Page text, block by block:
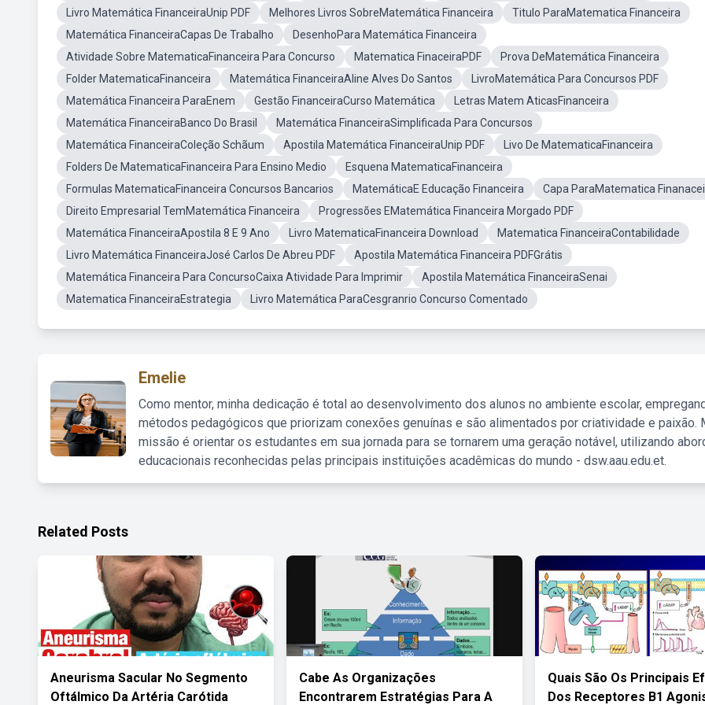
Livro Matemática FinanceiraUnip PDF Melhores Livros SobreMatemática Financeira
Titulo ParaMatematica Financeira
Matemática FinanceiraCapas De Trabalho
DesenhoPara Matemática Financeira
Atividade Sobre MatematicaFinanceira Para Concurso
Matematica FinaceiraPDF
Prova DeMatemática Financeira
Folder MatematicaFinanceira
Matemática FinanceiraAline Alves Do Santos
LivroMatemática Para Concursos PDF
Matemática Financeira ParaEnem
Gestão FinanceiraCurso Matemática
Letras Matem AticasFinanceira
Matemática FinanceiraBanco Do Brasil
Matemática FinanceiraSimplificada Para Concursos
Matemática FinanceiraColeção Schãum
Apostila Matemática FinanceiraUnip PDF
Livo De MatematicaFinanceira
Folders De MatematicaFinanceira Para Ensino Medio
Esquena MatematicaFinanceira
Formulas MatematicaFinanceira Concursos Bancarios
MatemáticaE Educação Financeira
Capa ParaMatematica
Direito Empresarial TemMatemática Financeira
Progressões EMatemática Financeira Morgado PDF
Matemática FinanceiraApostila 8 E 9 Ano
Livro MatematicaFinanceira Download
Matematica FinanceiraContabilidade
Livro Matemática FinanceiraJosé Carlos De Abreu PDF
Apostila Matemática Financeira PDFGrátis
Matemática Financeira Para ConcursoCaixa Atividade Para Imprimir
Apostila Matemática FinanceiraSenai
Matematica FinanceiraEstrategia
Livro Matemática ParaCesgranrio Concurso Comentado
Emelie
Como mentor, minha dedicação é total ao desenvolvimento dos alunos no ambiente escolar,
métodos pedagógicos que priorizam conexões genuínas e são alimentados por criatividade e paixão.
missão é orientar os estudantes em sua jornada para se tornarem uma geração notável, utilizando
educacionais reconhecidas pelas principais instituições acadêmicas do mundo - dsw.aau.edu.et.
Related Posts
Aneurisma Sacular No Segmento
Oftálmico Da Artéria Carótida
Cabe As Organizações
Encontrarem Estratégias Para A
Quais São Os Principais
Dos Receptores B1